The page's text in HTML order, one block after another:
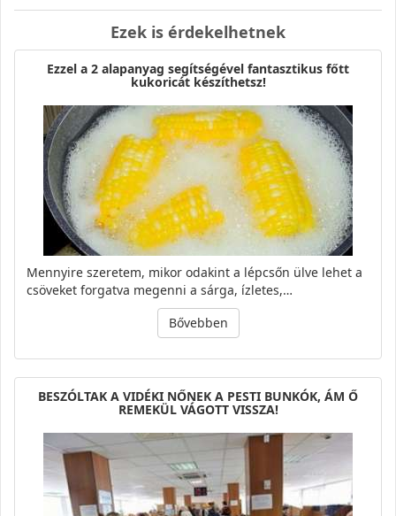
Ezek is érdekelhetnek
Ezzel a 2 alapanyag segítségével fantasztikus főtt
kukoricát készíthetsz!
Mennyire szeretem, mikor odakint a lépcsőn ülve lehet a
csöveket forgatva megenni a sárga, ízletes,…
Bővebben
BESZÓLTAK A VIDÉKI NŐNEK A PESTI BUNKÓK, ÁM Ő
REMEKÜL VÁGOTT VISSZA!